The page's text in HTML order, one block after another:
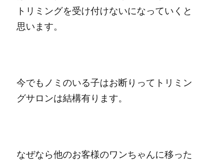
トリミングを受け付けないになっていくと
思います。
今でもノミのいる子はお断りってトリミン
グサロンは結構有ります。
なぜなら他のお客様のワンちゃんに移った